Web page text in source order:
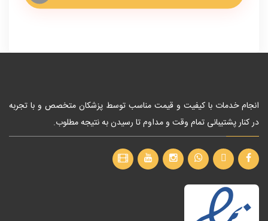
انجام خدمات با کیفیت و قیمت مناسب توسط پزشکان متخصص و با تجربه
در کنار پشتیبانی تمام وقت و مداوم تا رسیدن به نتیجه مطلوب.